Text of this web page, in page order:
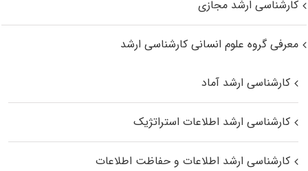
کارشناسی ارشد مجازی
معرفی گروه علوم انسانی کارشناسی ارشد
کارشناسی ارشد آماد
کارشناسی ارشد اطلاعات استراتژیک
کارشناسی ارشد اطلاعات و حفاظت اطلاعات